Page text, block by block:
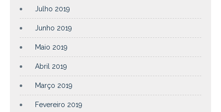
Julho 2019
Junho 2019
Maio 2019
Abril 2019
Março 2019
Fevereiro 2019